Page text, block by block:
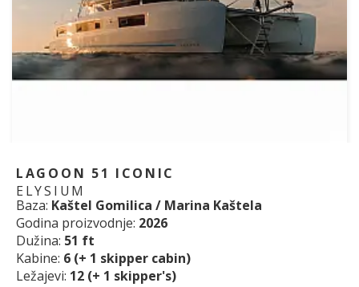
LAGOON 51 ICONIC
ELYSIUM
Baza: Kaštel Gomilica / Marina Kaštela
Godina proizvodnje: 2026
Dužina: 51 ft
Kabine: 6 (+ 1 skipper cabin)
Ležajevi: 12 (+ 1 skipper's)